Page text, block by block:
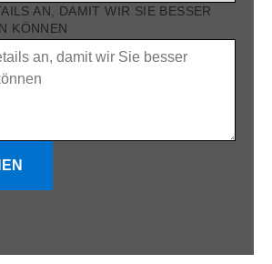
AN, DAMIT WIR SIE BESSER
KÖNNEN